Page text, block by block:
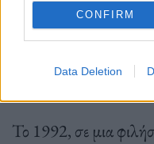
CONFIRM
Data Deletion
ακολουθεί μία
χωρίς να χάνει,
ταινίας.
Το 1992, σε μια